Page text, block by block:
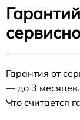
Гарантия от
— до 3 месяцев.
Что считается